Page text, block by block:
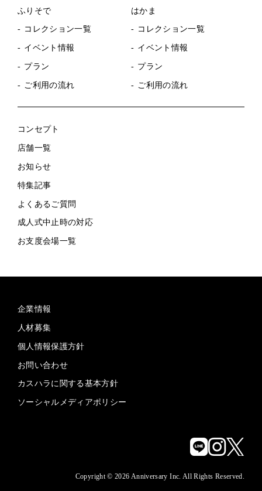
ふりそで
コレクション一覧
イベント情報
プラン
ご利用の流れ
はかま
コレクション一覧
イベント情報
プラン
ご利用の流れ
コンセプト
店舗一覧
お知らせ
特集記事
よくあるご質問
成人式中止時の対応
お支度会場一覧
企業情報
人材募集
個人情報保護方針
お問い合わせ
カスハラに関する基本方針
ソーシャルメディアポリシー
Copyright © 2026 Anniversary Inc. All Rights Reserved.